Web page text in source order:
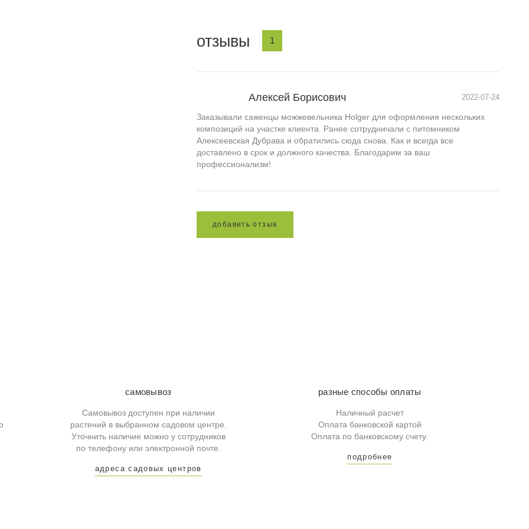
отзывы 1
Алексей Борисович 2022-07-24
Заказывали саженцы можжевельника Holger для оформления нескольких
композиций на участке клиента. Ранее сотрудничали с питомником
Алексеевская Дубрава и обратились сюда снова. Как и всегда все
доставлено в срок и должного качества. Благодарим за ваш
профессионализм!
до бавить о тз ыв
самовывоз
Самовывоз доступен при наличии
растений в выбранном садовом центре.
Уточнить наличие можно у сотрудников
по телефону или электронной почте.
адреса садовых центров
разные способы оплаты
Наличный расчет
Оплата банковской картой
Оплата по банковскому счету.
подробнее